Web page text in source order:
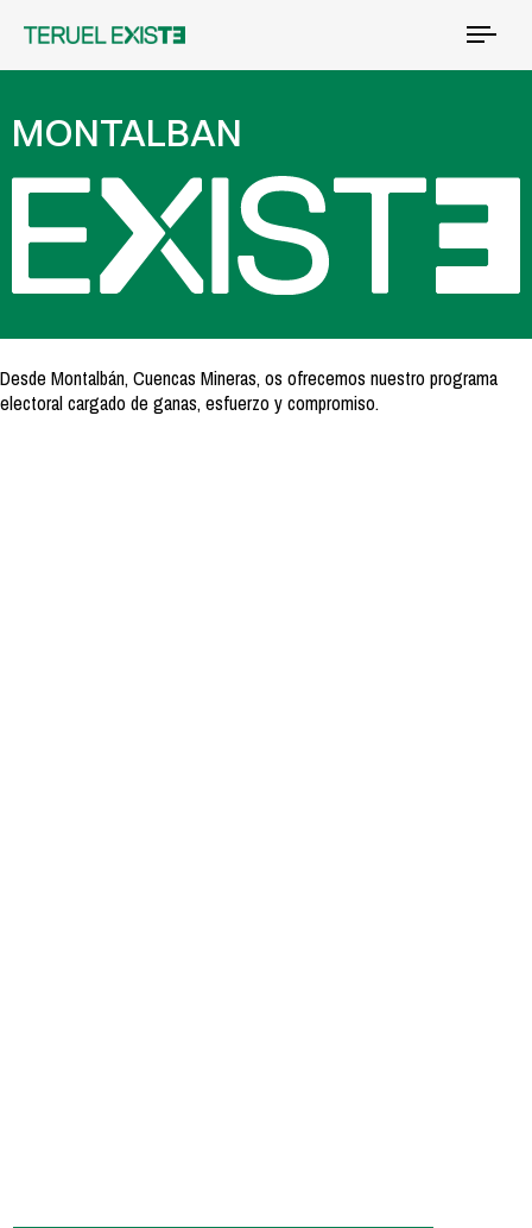
MONTALBAN
Desde Montalbán, Cuencas Mineras, os ofrecemos nuestro programa
electoral cargado de ganas, esfuerzo y compromiso.